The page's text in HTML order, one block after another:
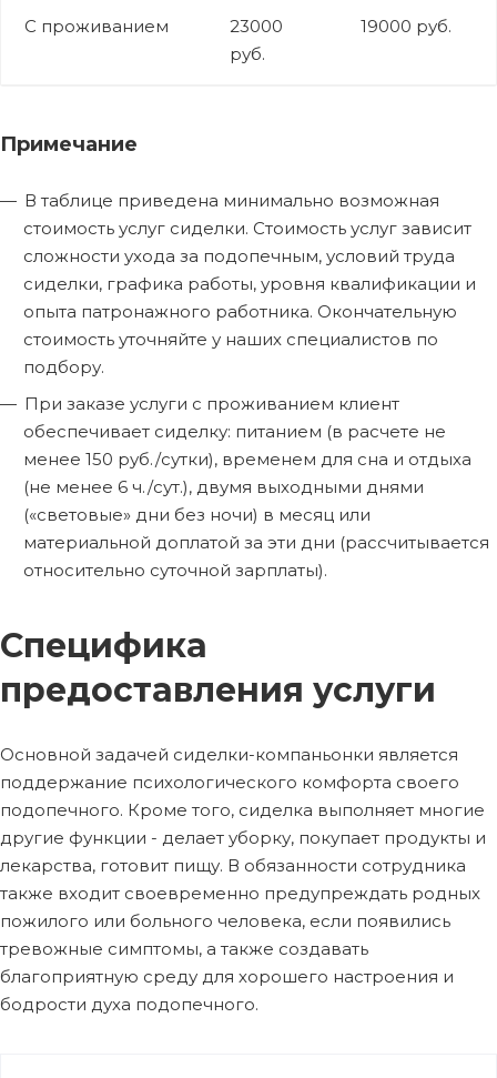
С проживанием
23000
руб.
19000 руб.
Примечание
В таблице приведена минимально возможная
стоимость услуг сиделки. Стоимость услуг зависит
сложности ухода за подопечным, условий труда
сиделки, графика работы, уровня квалификации и
опыта патронажного работника. Окончательную
стоимость уточняйте у наших специалистов по
подбору.
При заказе услуги с проживанием клиент
обеспечивает сиделку: питанием (в расчете не
менее 150 руб./сутки), временем для сна и отдыха
(не менее 6 ч./сут.), двумя выходными днями
(«световые» дни без ночи) в месяц или
материальной доплатой за эти дни (рассчитывается
относительно суточной зарплаты).
Специфика
предоставления услуги
Основной задачей сиделки-компаньонки является
поддержание психологического комфорта своего
подопечного. Кроме того, сиделка выполняет многие
другие функции - делает уборку, покупает продукты и
лекарства, готовит пищу. В обязанности сотрудника
также входит своевременно предупреждать родных
пожилого или больного человека, если появились
тревожные симптомы, а также создавать
благоприятную среду для хорошего настроения и
бодрости духа подопечного.